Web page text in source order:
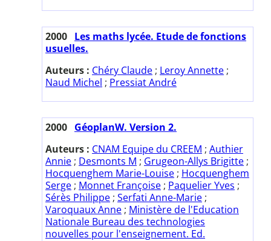
2000 Les maths lycée. Etude de fonctions
usuelles.
Auteurs : Chéry Claude ; Leroy Annette ;
Naud Michel ; Pressiat André
2000 GéoplanW. Version 2.
Auteurs : CNAM Equipe du CREEM ; Authier
Annie ; Desmonts M ; Grugeon-Allys Brigitte ;
Hocquenghem Marie-Louise ; Hocquenghem
Serge ; Monnet Françoise ; Paquelier Yves ;
Sérès Philippe ; Serfati Anne-Marie ;
Varoquaux Anne ; Ministère de l'Education
Nationale Bureau des technologies
nouvelles pour l'enseignement. Ed.